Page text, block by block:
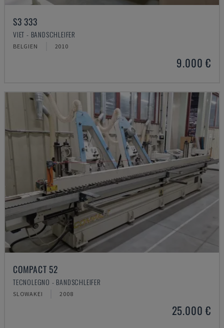
S3 333
VIET - BANDSCHLEIFER
BELGIEN 2010
9.000 €
COMPACT 52
TECNOLEGNO - BANDSCHLEIFER
SLOWAKEI 2008
25.000 €